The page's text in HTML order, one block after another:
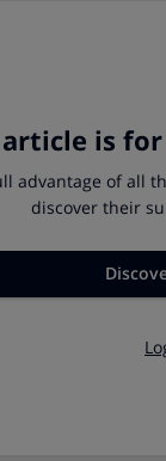
trabajo de
medidas de